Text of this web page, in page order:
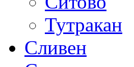
Тутракан
Сливен